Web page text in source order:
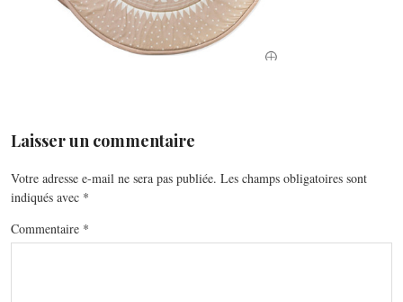
Laisser un commentaire
Votre adresse e-mail ne sera pas publiée. Les champs obligatoires sont
indiqués avec *
Commentaire *